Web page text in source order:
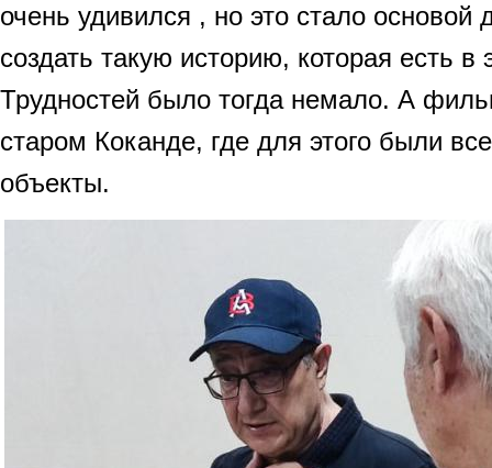
очень удивился , но это стало основой
создать такую историю, которая есть
Трудностей было тогда немало. А
старом Коканде, где для этого были
объекты.